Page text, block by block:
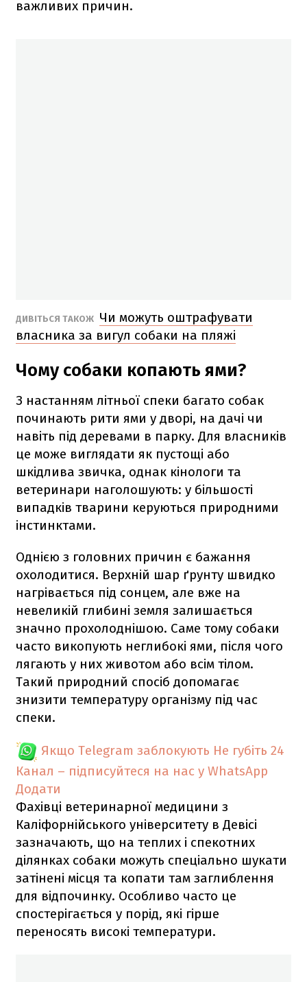
важливих причин.
ДИВІТЬСЯ ТАКОЖ Чи можуть оштрафувати
власника за вигул собаки на пляжі
Чому собаки копають ями?
З настанням літньої спеки багато собак
починають рити ями у дворі, на дачі чи
навіть під деревами в парку. Для власників
це може виглядати як пустощі або
шкідлива звичка, однак кінологи та
ветеринари наголошують: у більшості
випадків тварини керуються природними
інстинктами.
Однією з головних причин є бажання
охолодитися. Верхній шар ґрунту швидко
нагрівається під сонцем, але вже на
невеликій глибині земля залишається
значно прохолоднішою. Саме тому собаки
часто викопують неглибокі ями, після чого
лягають у них животом або всім тілом.
Такий природний спосіб допомагає
знизити температуру організму під час
спеки.
Якщо Telegram заблокують Не губіть 24
Канал – підписуйтеся на нас у WhatsApp
Додати
Фахівці ветеринарної медицини з
Каліфорнійського університету в Девісі
зазначають, що на теплих і спекотних
ділянках собаки можуть спеціально шукати
затінені місця та копати там заглиблення
для відпочинку. Особливо часто це
спостерігається у порід, які гірше
переносять високі температури.